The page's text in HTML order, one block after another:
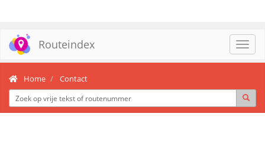
Routeindex
Home Contact